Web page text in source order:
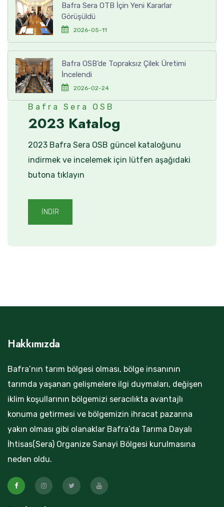
Bafra Sera OTB İçin Yeni Kararlar
Görüşüldü
2026-05-11
Bafra OSB’de Topraksız Çilek Üretimi
İncelendi
2026-02-24
Bafra Sera OSB
2023 Katalog
2023 Bafra Sera OSB güncel kataloğunu
indirmek ve incelemek için lütfen aşağıdaki
butona tıklayın
İNDİR
Hakkımızda
Bafra’nın tarım bölgesi olması, bölge insanının
tarımda yaşanan gelişmelere ilgi duymaları, değişen
iklim koşullarının bölgemizi seracılıkta avantajlı
konuma getirmesi ve bölgemizin ihracat pazarına
yakın olması gibi olanaklar Bafra’da Tarıma Dayalı
İhtisas(Sera) Organize Sanayi Bölgesi kurulmasına
neden oldu.